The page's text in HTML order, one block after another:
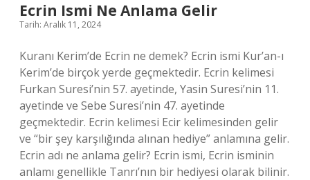
Ecrin Ismi Ne Anlama Gelir
Tarih: Aralık 11, 2024
Kuranı Kerim’de Ecrin ne demek? Ecrin ismi Kur’an-ı
Kerim’de birçok yerde geçmektedir. Ecrin kelimesi
Furkan Suresi’nin 57. ayetinde, Yasin Suresi’nin 11.
ayetinde ve Sebe Suresi’nin 47. ayetinde
geçmektedir. Ecrin kelimesi Ecir kelimesinden gelir
ve “bir şey karşılığında alınan hediye” anlamına gelir.
Ecrin adı ne anlama gelir? Ecrin ismi, Ecrin isminin
anlamı genellikle Tanrı’nın bir hediyesi olarak bilinir.